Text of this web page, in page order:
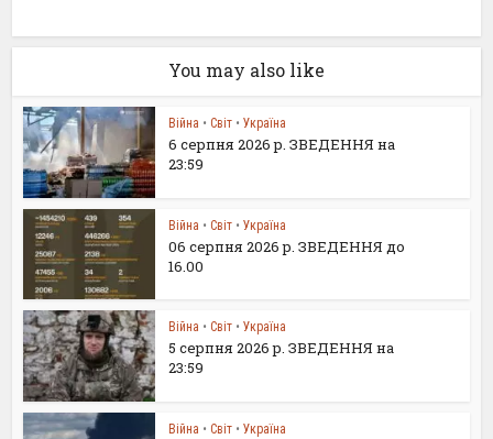
You may also like
Війна • Світ • Україна
6 серпня 2026 р. ЗВЕДЕННЯ на
23:59
Війна • Світ • Україна
06 серпня 2026 р. ЗВЕДЕННЯ до
16.00
Війна • Світ • Україна
5 серпня 2026 р. ЗВЕДЕННЯ на
23:59
Війна • Світ • Україна